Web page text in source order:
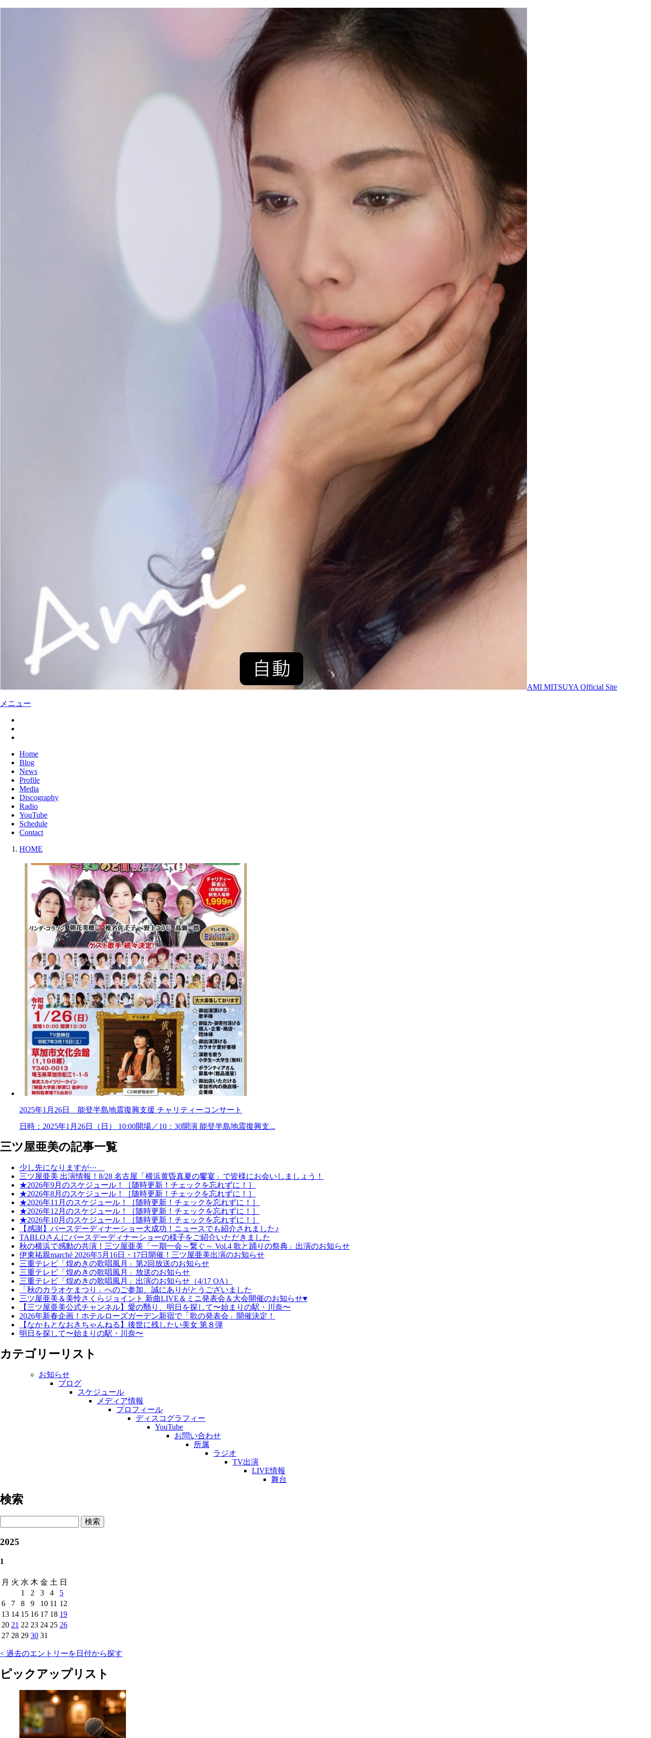
AMI MITSUYA Official Site
メニュー
Home
Blog
News
Profile
Media
Discography
Radio
YouTube
Schedule
Contact
HOME
2025年1月26日 能登半島地震復興支援 チャリティーコンサート
日時：2025年1月26日（日） 10:00開場／10：30開演 能登半島地震復興支...
三ツ屋亜美の記事一覧
少し先になりますが⋯
三ツ屋亜美 出演情報！8/28 名古屋「横浜黄昏真夏の饗宴」で皆様にお会いしましょう！
★2026年9月のスケジュール！［随時更新！チェックを忘れずに！］
★2026年8月のスケジュール！［随時更新！チェックを忘れずに！］
★2026年11月のスケジュール！［随時更新！チェックを忘れずに！］
★2026年12月のスケジュール！［随時更新！チェックを忘れずに！］
★2026年10月のスケジュール！［随時更新！チェックを忘れずに！］
【感謝】バースデーディナーショー大成功！ニュースでも紹介されました♪
TABLOさんにバースデーディナーショーの様子をご紹介いただきました
秋の横浜で感動の共演！三ツ屋亜美「一期一会～繋ぐ～ Vol.4 歌と踊りの祭典」出演のお知らせ
伊東祐親marché 2026年5月16日・17日開催！三ツ屋亜美出演のお知らせ
三重テレビ「煌めきの歌唱風月」第2回放送のお知らせ
三重テレビ「煌めきの歌唱風月」放送のお知らせ
三重テレビ「煌めきの歌唱風月」出演のお知らせ（4/17 OA）
「秋のカラオケまつり」へのご参加、誠にありがとうございました
三ツ屋亜美＆美怜さくらジョイント 新曲LIVE＆ミニ発表会＆大会開催のお知らせ♥
【三ツ屋亜美公式チャンネル】愛の翳り、明日を探して〜始まりの駅・川奈〜
2026年新春企画！ホテルローズガーデン新宿で「歌の発表会」開催決定！
【なかもとなおきちゃんねる】後世に残したい美女 第８弾
明日を探して〜始まりの駅・川奈〜
カテゴリーリスト
お知らせ
ブログ
スケジュール
メディア情報
プロフィール
ディスコグラフィー
YouTube
お問い合わせ
所属
ラジオ
TV出演
LIVE情報
舞台
検索
検索
2025
1
月 火 水 木 金 土 日
1
2 3 4
5
6
7 8 9 10 11 12
13 14 15 16 17 18 19
20 21 22 23 24 25 26
27 28 29 30 31
< 過去のエントリーを日付から探す
ピックアップリスト